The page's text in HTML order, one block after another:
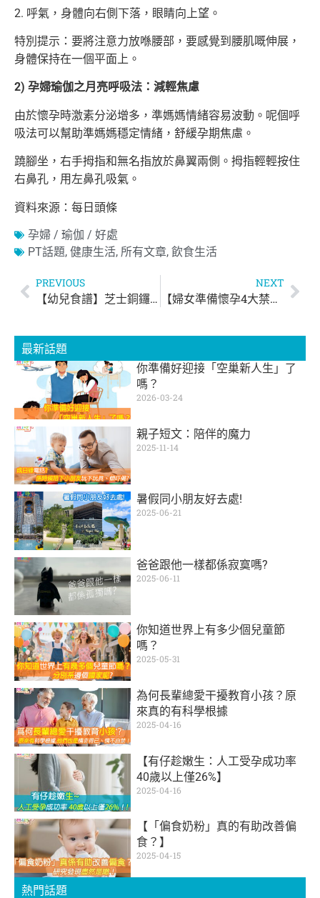
2. 呼氣，身體向右側下落，眼睛向上望。
特別提示：要將注意力放喺腰部，要感覺到腰肌嘅伸展，
身體保持在一個平面上。
2) 孕婦瑜伽之月亮呼吸法：減輕焦慮
由於懷孕時激素分泌增多，準媽媽情緒容易波動。呢個呼
吸法可以幫助準媽媽穩定情緒，舒緩孕期焦慮。
蹺腳坐，右手拇指和無名指放於鼻翼兩側。拇指輕輕按住
右鼻孔，用左鼻孔吸氣。
資料來源：每日頭條
孕婦 / 瑜伽 / 好處
PT話題, 健康生活, 所有文章, 飲食生活
PREVIOUS
【幼兒食譜】芝士銅鑼燒
NEXT
【婦女準備懷孕4大禁忌】
最新話題
你準備好迎接「空巢新人生」了
嗎？
2026-03-24
親子短文：陪伴的魔力
2025-11-14
暑假同小朋友好去處!
2025-06-21
爸爸跟他一樣都係寂寞嗎?
2025-06-11
你知道世界上有多少個兒童節
嗎？
2025-05-31
為何長輩總愛干擾教育小孩？原
來真的有科學根據
2025-04-16
【有仔趁嫩生：人工受孕成功率
40歲以上僅26%】
2025-04-16
【「偏食奶粉」真的有助改善偏
食？】
2025-04-15
熱門話題